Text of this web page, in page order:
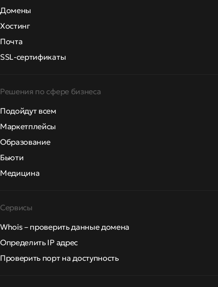
Домены
Хостинг
Почта
SSL-сертификаты
Решения по сфере бизнеса
Подойдут всем
Маркетплейсы
Образование
Бьюти
Медицина
Сервисы
Whois – проверить данные домена
Определить IP адрес
Проверить порт на доступность